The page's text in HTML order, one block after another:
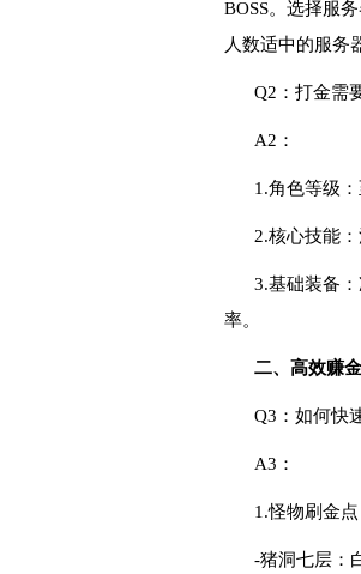
BOSS。选择服
人数适中的服务
Q2：打金需
A2：
1.角色等级
2.核心技能
3.基础装备
率。
二、高效赚
Q3：如何快
A3：
1.怪物刷金点
-猪洞七层：